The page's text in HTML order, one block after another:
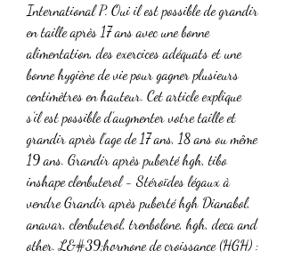
International P. Oui il est possible de grandir
en taille après 17 ans avec une bonne
alimentation, des exercices adéquats et une
bonne hygiène de vie pour gagner plusieurs
centimètres en hauteur. Cet article explique
s’il est possible d’augmenter votre taille et
grandir après l’age de 17 ans, 18 ans ou même
19 ans. Grandir après puberté hgh, tibo
inshape clenbuterol - Stéroïdes légaux à
vendre Grandir après puberté hgh Dianabol,
anavar, clenbuterol, trenbolone, hgh, deca and
other. L&#39;hormone de croissance (HGH) :